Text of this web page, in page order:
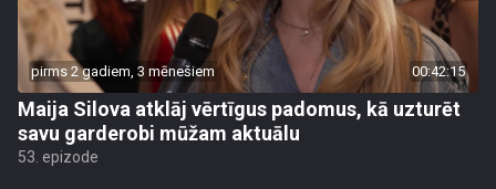
pirms 2 gadiem, 3 mēnešiem 00:42:15
Maija Silova atklāj vērtīgus padomus, kā uzturēt
savu garderobi mūžam aktuālu
53. epizode